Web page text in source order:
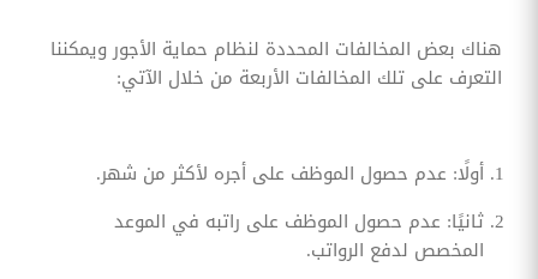
هناك بعض المخالفات المحددة لنظام حماية الأجور ويمكننا
التعرف على تلك المخالفات الأربعة من خلال الآتي:
أولًا: عدم حصول الموظف على أجره لأكثر من شهر.
ثانيًا: عدم حصول الموظف على راتبه في الموعد
المخصص لدفع الرواتب.